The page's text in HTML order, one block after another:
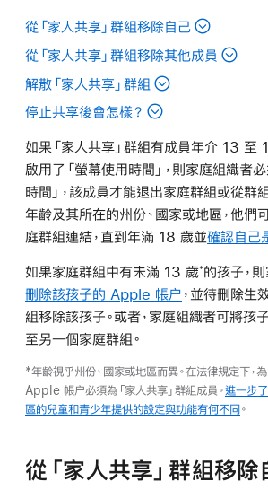
從「家人共享」群組移除自己
從「家人共享」群組移除其他成員
解散「家人共享」群組
停止共享後會怎樣？
如果「家人共享」群組有成員年介 13 至
啟用了「螢幕使用時間」，則家庭組織者
時間」，該成員才能退出家庭群組或從群
年齡及其所在的州份、國家或地區，他們
庭群組連結，直到年滿 18 歲並確認自己
如果家庭群組中有未滿 13 歲*的孩子，
刪除該孩子的 Apple 帳户 ，並待刪除生
組移除該孩子。或者，家庭組織者可將
至另一個家庭群組。
*年齡視乎州份、國家或地區而異。在法律規定下，
Apple 帳户必須為「家人共享」群組成員。進一步
區的兒童和青少年提供的設定與功能有何不同 。
從「家人共享」群組移除